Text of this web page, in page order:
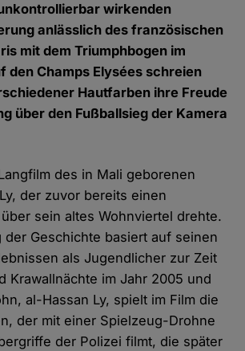
wirkenden
anlässlich des französischen
mit dem Triumphbogen im
den Champs Elysées schreien
Hautfarben ihre Freude
über den Fußballsieg der Kamera
des in Mali geborenen
der zuvor bereits einen
sein altes Wohnviertel drehte.
der Geschichte basiert auf seinen
als Jugendlicher zur Zeit
Krawallnächte im Jahr 2005 und
al-Hassan Ly, spielt im Film die
der mit einer Spielzeug-Drohne
der Polizei filmt, die später